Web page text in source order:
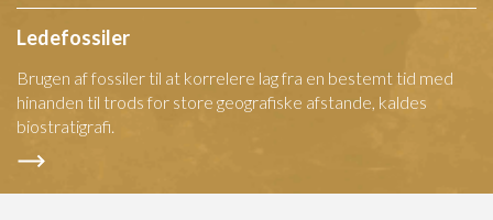
Ledefossiler
Brugen af fossiler til at korrelere lag fra en bestemt tid med
hinanden til trods for store geografiske afstande, kaldes
biostratigrafi.